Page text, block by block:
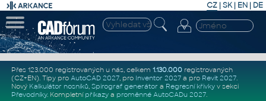
CZ | SK| EN | DE
Přes 123.000 registrovaných u nás, celkem 1.130.000registrovaných
(CZ+EN). Tipy pro AutoCAD 2027, pro Inventor 2027a pro Revit 2027.
Nový Kalkulátor nosníků, Spirograf generátor a Regresní křivkyv sekci
Převodníky. Kompletní příkazya proměnné AutoCADu 2027.